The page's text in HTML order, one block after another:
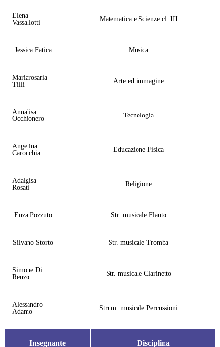
Elena
Vassallotti
Matematica e Scienze cl. III
Jessica Fatica Musica
Mariarosaria
Tilli
Arte ed immagine
Annalisa
Occhionero
Tecnologia
Angelina
Caronchia
Educazione Fisica
Adalgisa
Rosati
Religione
Enza Pozzuto Str. musicale Flauto
Silvano Storto Str. musicale Tromba
Simone Di
Renzo
Str. musicale Clarinetto
Alessandro
Adamo
Strum. musicale Percussioni
Insegnante Disciplina